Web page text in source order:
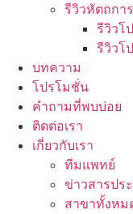
รีวิวหัตถการ
รีวิวโ
รีวิวโ
บทความ
โปรโมชั่น
คำถามที่พบบ่อย
ติดต่อเรา
เกี่ยวกับเรา
ทีมแพทย์
ข่าวสารปร
สาขาทั้งหม